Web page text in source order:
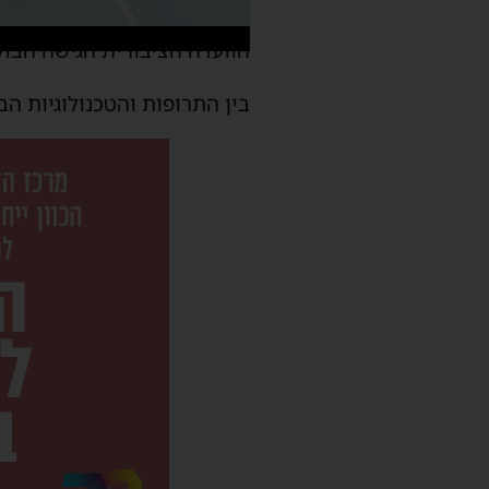
הוועדה הציבורית הגישה
בין התרופות